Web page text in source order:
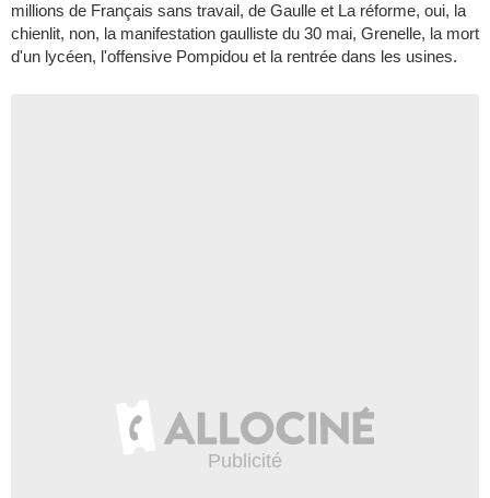
millions de Français sans travail, de Gaulle et La réforme, oui, la
chienlit, non, la manifestation gaulliste du 30 mai, Grenelle, la mort
d'un lycéen, l'offensive Pompidou et la rentrée dans les usines.